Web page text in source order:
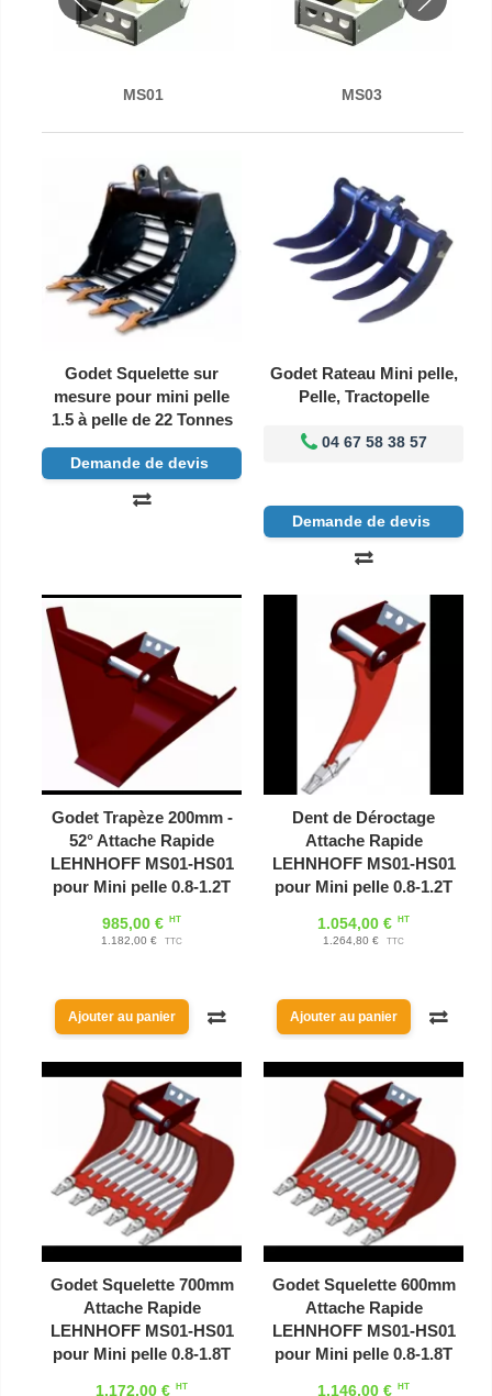
MS01 MS03
Godet Squelette sur
mesure pour mini pelle
1.5 à pelle de 22 Tonnes
Demande de devis
Godet Rateau Mini pelle,
Pelle, Tractopelle
04 67 58 38 57
Demande de devis
Godet Trapèze 200mm -
52° Attache Rapide
LEHNHOFF MS01-HS01
pour Mini pelle 0.8-1.2T
985,00 € HT
1.182,00 € TTC
Ajouter au panier
Dent de Déroctage
Attache Rapide
LEHNHOFF MS01-HS01
pour Mini pelle 0.8-1.2T
1.054,00 € HT
1.264,80 € TTC
Ajouter au panier
Godet Squelette 700mm
Attache Rapide
LEHNHOFF MS01-HS01
pour Mini pelle 0.8-1.8T
1.172,00 € HT
Godet Squelette 600mm
Attache Rapide
LEHNHOFF MS01-HS01
pour Mini pelle 0.8-1.8T
1.146,00 € HT